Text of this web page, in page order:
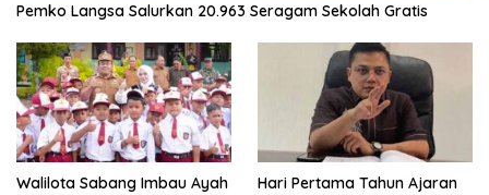
Pemko Langsa Salurkan 20.963 Seragam Sekolah Gratis
Walilota Sabang Imbau Ayah
Hari Pertama Tahun Ajaran